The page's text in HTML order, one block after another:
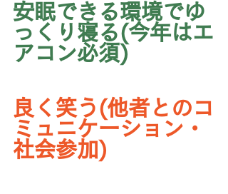
安眠できる環境でゆ
っくり寝る(今年はエ
アコン必須)
良く笑う(他者とのコ
ミュニケーション・
社会参加)